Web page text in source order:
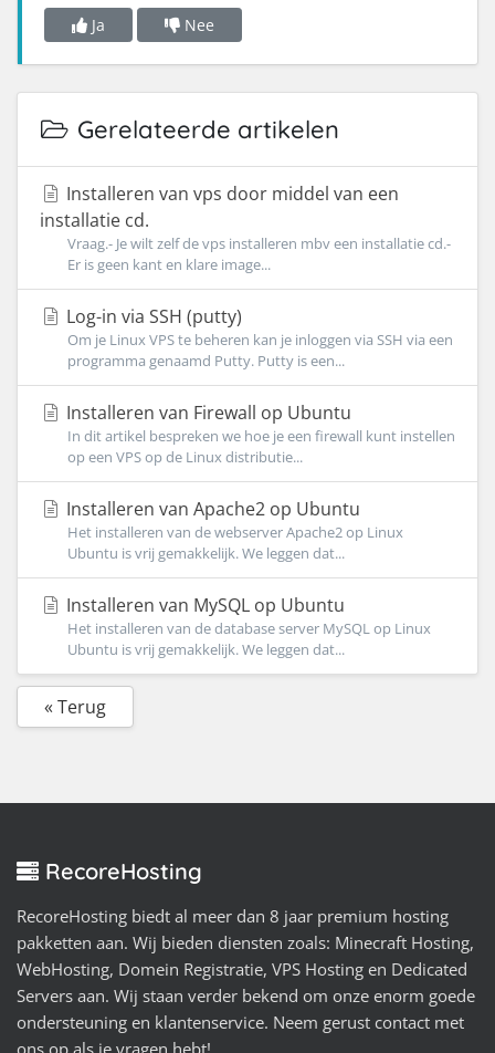
Ja Nee
Gerelateerde artikelen
Installeren van vps door middel van een
installatie cd.
Vraag.- Je wilt zelf de vps installeren mbv een installatie cd.-
Er is geen kant en klare image...
Log-in via SSH (putty)
Om je Linux VPS te beheren kan je inloggen via SSH via een
programma genaamd Putty. Putty is een...
Installeren van Firewall op Ubuntu
In dit artikel bespreken we hoe je een firewall kunt instellen
op een VPS op de Linux distributie...
Installeren van Apache2 op Ubuntu
Het installeren van de webserver Apache2 op Linux
Ubuntu is vrij gemakkelijk. We leggen dat...
Installeren van MySQL op Ubuntu
Het installeren van de database server MySQL op Linux
Ubuntu is vrij gemakkelijk. We leggen dat...
« Terug
RecoreHosting
RecoreHosting biedt al meer dan 8 jaar premium hosting
pakketten aan. Wij bieden diensten zoals: Minecraft Hosting,
WebHosting, Domein Registratie, VPS Hosting en Dedicated
Servers aan. Wij staan verder bekend om onze enorm goede
ondersteuning en klantenservice. Neem gerust contact met
ons op als je vragen hebt!